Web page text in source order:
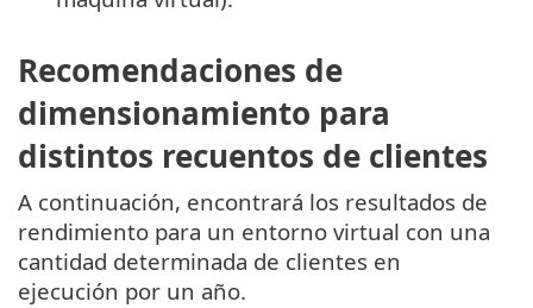
Recomendaciones de
dimensionamiento para
distintos recuentos de clientes
A continuación, encontrará los resultados de
rendimiento para un entorno virtual con una
cantidad determinada de clientes en
ejecución por un año.